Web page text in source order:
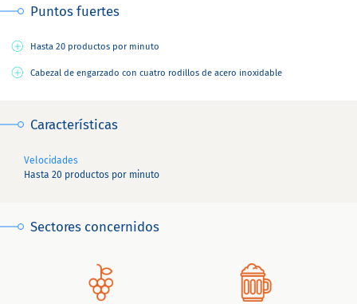
Puntos fuertes
Hasta 20 productos por minuto
Cabezal de engarzado con cuatro rodillos de acero inoxidable
Características
Velocidades
Hasta 20 productos por minuto
Sectores concernidos